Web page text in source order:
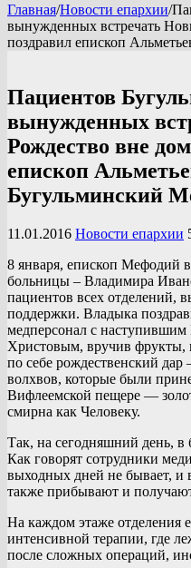
Главная/Новости епархии/
вынужденных встречать
поздравил епископ
Пациентов
вынужденных
Рождество вне
епископ
Бугульминский
11.01.2016 Новости епархии
8 января, епископ Мефодий
больницы – Владимира
пациентов всех отделений,
поддержки. Владыка
медперсонал с
Христовым, вручив фрукты,
по себе рождественский
волхвов, которые были
Вифлеемской пещере —
смирна как Человеку.
Так, на сегодняшний день, в
Как говорят сотрудники
выходных дней не бывает, и
также прибывают и
На каждом этаже отделения
интенсивной терапии, где
после сложных операций,